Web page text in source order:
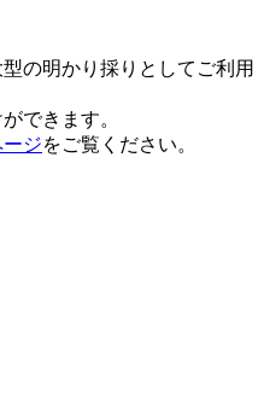
の明かり採りとしてご利用
できます。
ジをご覧ください。